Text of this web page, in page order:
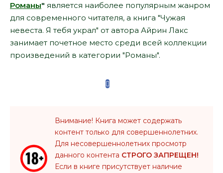
Романы" является наиболее популярным жанром
для современного читателя, а книга "Чужая
невеста. Я тебя украл" от автора Айрин Лакс
занимает почетное место среди всей коллекции
произведений в категории "Романы".
Внимание! Книга может содержать
контент только для совершеннолетних.
Для несовершеннолетних просмотр
данного контента СТРОГО ЗАПРЕЩЕН!
Если в книге присутствует наличие